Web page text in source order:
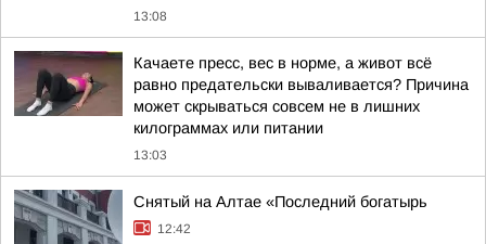
13:08
Качаете пресс, вес в норме, а живот всё
равно предательски вываливается? Причина
может скрываться совсем не в лишних
килограммах или питании
13:03
Снятый на Алтае «Последний богатырь
12:42